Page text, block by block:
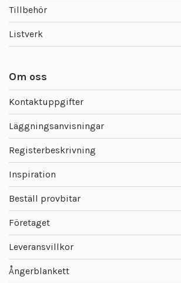
Tillbehör
Listverk
Om oss
Kontaktuppgifter
Läggningsanvisningar
Registerbeskrivning
Inspiration
Beställ provbitar
Företaget
Leveransvillkor
Ångerblankett